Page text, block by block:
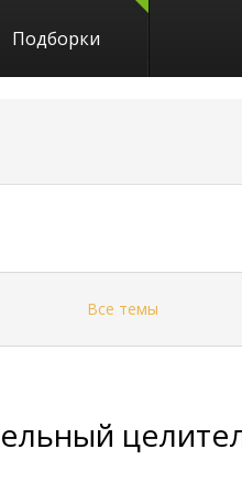
Подборки
Все темы